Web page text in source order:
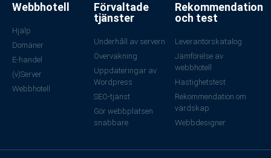
Webbhotell
Hjälp
Domäner
E-handel
(v)Server
Webbhotell
Förvaltade
tjänster
Underhåll av servern
Övervakning
Uppdateringar av
Wordpress
SEO-tjänst
Gör webbplatsen
snabbare
Rekommendation
och test
Leverantörskatalog
Jämförelse av
webbhotell
Hastighetstest
Rekommendation om
värdskap
Webbdesigner